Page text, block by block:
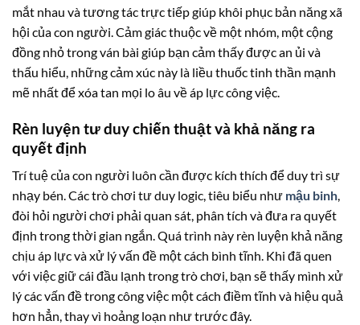
mắt nhau và tương tác trực tiếp giúp khôi phục bản năng xã
hội của con người. Cảm giác thuộc về một nhóm, một cộng
đồng nhỏ trong ván bài giúp bạn cảm thấy được an ủi và
thấu hiểu, những cảm xúc này là liều thuốc tinh thần mạnh
mẽ nhất để xóa tan mọi lo âu về áp lực công việc.
Rèn luyện tư duy chiến thuật và khả năng ra
quyết định
Trí tuệ của con người luôn cần được kích thích để duy trì sự
nhạy bén. Các trò chơi tư duy logic, tiêu biểu như mậu binh,
đòi hỏi người chơi phải quan sát, phân tích và đưa ra quyết
định trong thời gian ngắn. Quá trình này rèn luyện khả năng
chịu áp lực và xử lý vấn đề một cách bình tĩnh. Khi đã quen
với việc giữ cái đầu lạnh trong trò chơi, bạn sẽ thấy mình xử
lý các vấn đề trong công việc một cách điềm tĩnh và hiệu quả
hơn hẳn, thay vì hoảng loạn như trước đây.